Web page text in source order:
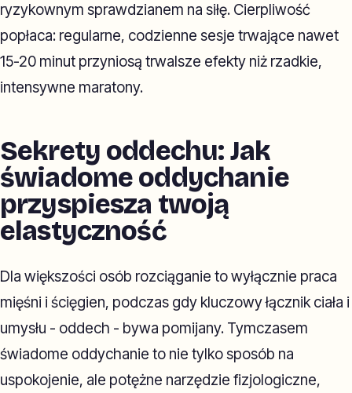
ryzykownym sprawdzianem na siłę. Cierpliwość
popłaca: regularne, codzienne sesje trwające nawet
15-20 minut przyniosą trwalsze efekty niż rzadkie,
intensywne maratony.
Sekrety oddechu: Jak
świadome oddychanie
przyspiesza twoją
elastyczność
Dla większości osób rozciąganie to wyłącznie praca
mięśni i ścięgien, podczas gdy kluczowy łącznik ciała i
umysłu - oddech - bywa pomijany. Tymczasem
świadome oddychanie to nie tylko sposób na
uspokojenie, ale potężne narzędzie fizjologiczne,